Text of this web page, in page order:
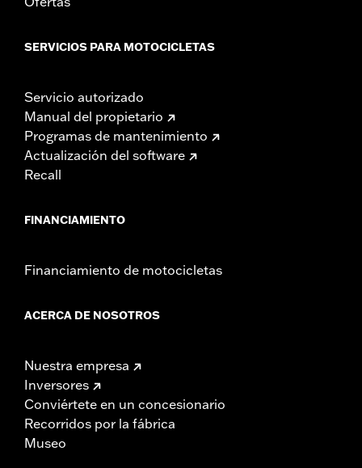
SERVICIOS PARA MOTOCICLETAS
Servicio autorizado
Manual del propietario
Programas de mantenimiento
Actualización del software
Recall
FINANCIAMIENTO
Financiamiento de motocicletas
ACERCA DE NOSOTROS
Nuestra empresa
Inversores
Conviértete en un concesionario
Recorridos por la fábrica
Museo